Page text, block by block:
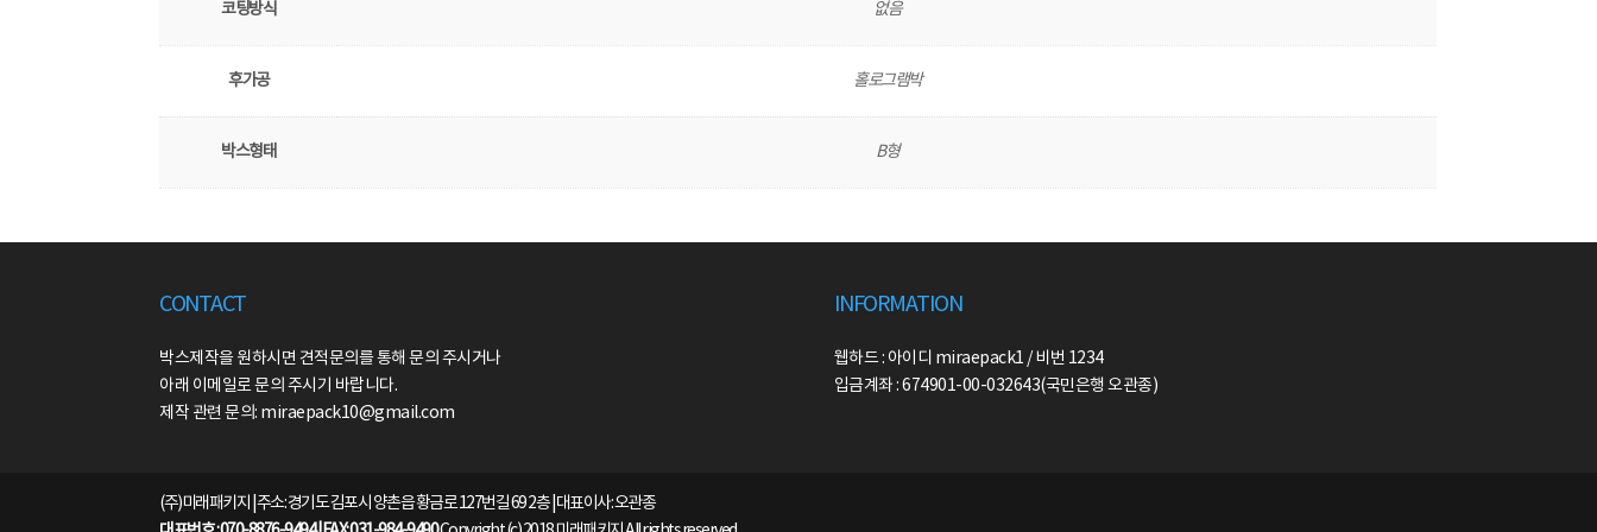
코팅방식 없음
후가공 홀로그램박
박스형태 B형
CONTACT
박스제작을 원하시면 견적문의를 통해 문의 주시거나
아래 이메일로 문의 주시기 바랍니다.
제작 관련 문의: miraepack10@gmail.com
INFORMATION
웹하드 : 아이디 miraepack1 / 비번 1234
입금계좌 : 674901-00-032643(국민은행 오관종)
(주)미래패키지 | 주소: 경기도 김포시 양촌읍 황금로 127번길 69 2층 | 대표이사: 오관종